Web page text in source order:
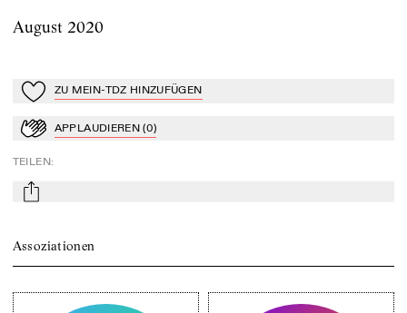
August 2020
Zu Mein-TdZ hinzufügen
ZU MEIN-TDZ HINZUFÜGEN
ApplaudierenAPPLAUDIEREN (0)
TEILEN:
mail
Assoziationen